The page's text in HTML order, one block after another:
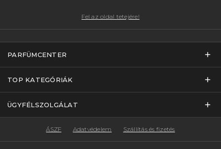
Fel az oldal tetejére!
PARFÜMCENTER
TOP KATEGÓRIÁK
ÜGYFÉLSZOLGÁLAT
ÁSZF Adatvédelem Szállítás és fizetés